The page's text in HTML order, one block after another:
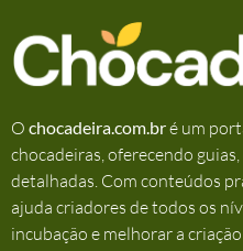
O chocadeira.com.bré um
chocadeiras, oferecendo guias,
detalhadas. Com conteúdos
ajuda criadores de todos os
incubação e melhorar a criação